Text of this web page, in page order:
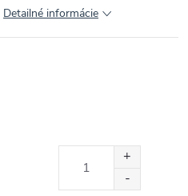
Detailné informácie